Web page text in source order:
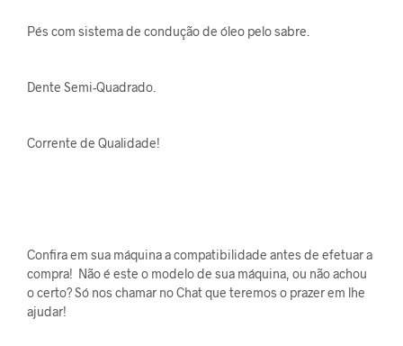
Pés com sistema de condução de óleo pelo sabre.
Dente Semi-Quadrado.
Corrente de Qualidade!
Confira em sua máquina a compatibilidade antes de efetuar a
compra! Não é este o modelo de sua máquina, ou não achou
o certo? Só nos chamar no Chat que teremos o prazer em lhe
ajudar!